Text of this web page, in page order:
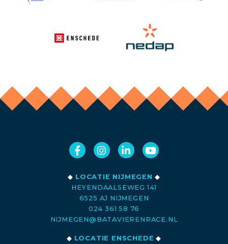
◆ LOCATIE NIJMEGEN ◆
HEYENDAALSEWEG 141
6525 AJ NIJMEGEN
024 361 58 76
NIJMEGEN@BATAVIERENRACE.NL
◆ LOCATIE ENSCHEDE ◆